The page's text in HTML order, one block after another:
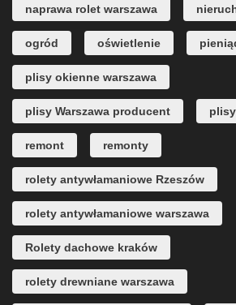
naprawa rolet warszawa
ogród oświetlenie
plisy okienne warszawa
plisy Warszawa producent
remont remonty
rolety antywłamaniowe Rzeszów
rolety antywłamaniowe warszawa
Rolety dachowe kraków
rolety drewniane warszawa